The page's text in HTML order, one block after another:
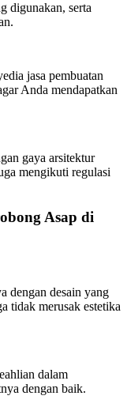
digunakan, serta
jasa pembuatan
Anda mendapatkan
gaya arsitektur
mengikuti regulasi
Asap di
dengan desain yang
tidak merusak estetika
dalam
dengan baik.